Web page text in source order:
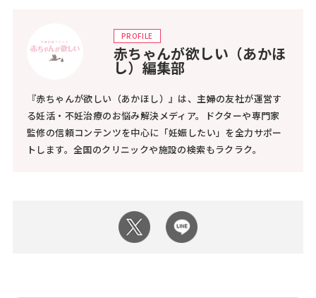
PROFILE
赤ちゃんが欲しい（あかほ
し）編集部
『赤ちゃんが欲しい（あかほし）』は、主婦の友社が運営す
る妊活・不妊治療のお悩み解決メディア。ドクターや専門家
監修の信頼コンテンツを中心に「妊娠したい」を全力サポー
トします。全国のクリニックや施設の検索もラクラク。